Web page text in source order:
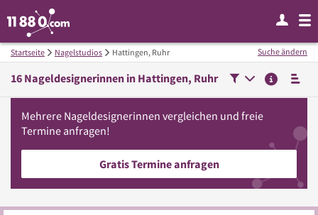
Startseite Nagelstudios Hattingen, Ruhr
16 Nageldesignerinnen in Hattingen, Ruhr
Suche ändern
Mehrere Nageldesignerinnen vergleichen und freie
Termine anfragen!
Gratis Termine anfragen